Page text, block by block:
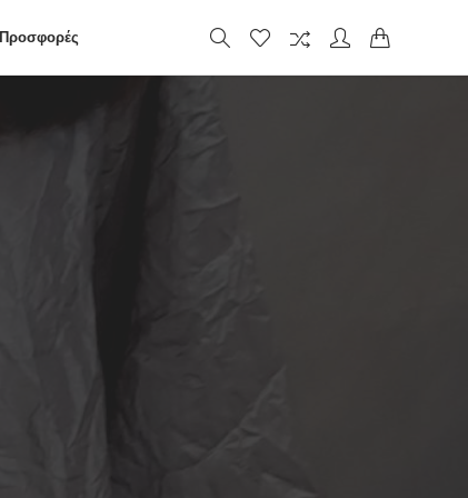
Προσφορές